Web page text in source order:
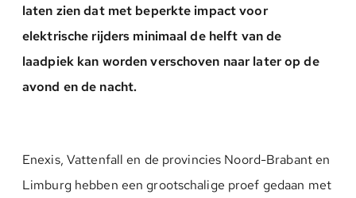
laten zien dat met beperkte impact voor
elektrische rijders minimaal de helft van de
laadpiek kan worden verschoven naar later op de
avond en de nacht.
Enexis, Vattenfall en de provincies Noord-Brabant en
Limburg hebben een grootschalige proef gedaan met